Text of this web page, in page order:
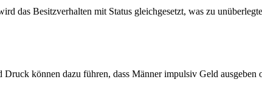
das Besitzverhalten mit Status gleichgesetzt, was zu
können dazu führen, dass Männer impulsiv Geld